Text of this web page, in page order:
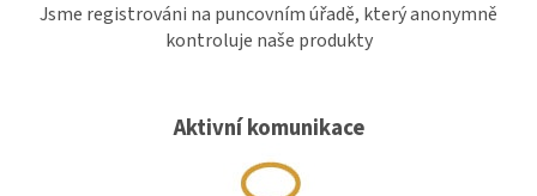
Jsme registrováni na puncovním úřadě, který anonymně
kontroluje naše produkty
Aktivní komunikace